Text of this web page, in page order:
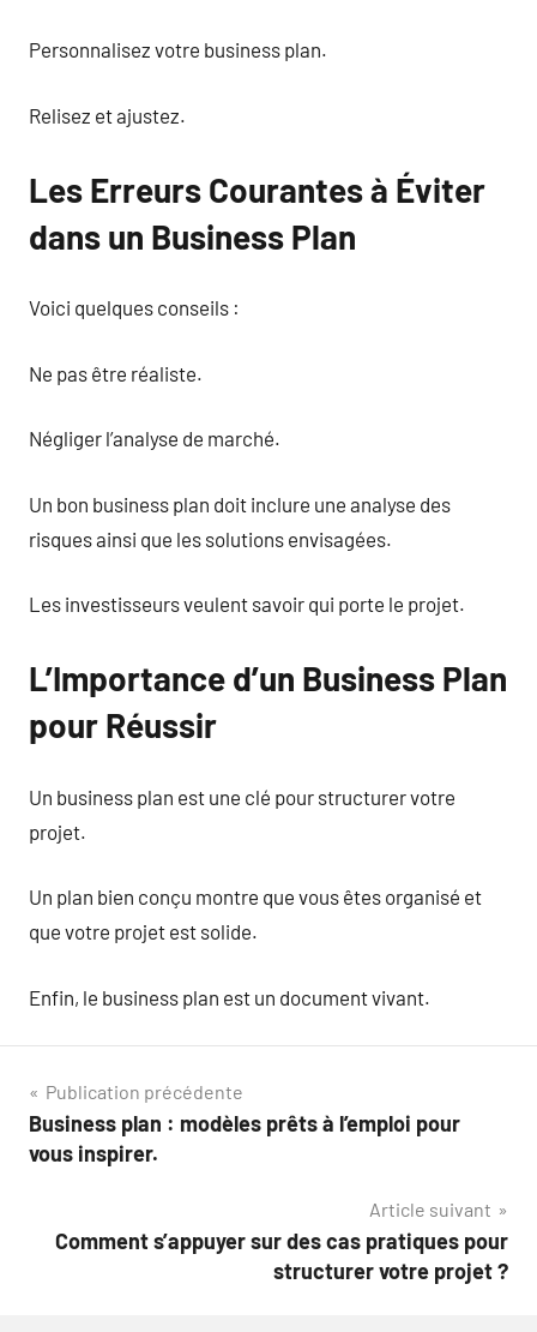
Personnalisez votre business plan.
Relisez et ajustez.
Les Erreurs Courantes à Éviter
dans un Business Plan
Voici quelques conseils :
Ne pas être réaliste.
Négliger l’analyse de marché.
Un bon business plan doit inclure une analyse des
risques ainsi que les solutions envisagées.
Les investisseurs veulent savoir qui porte le projet.
L’Importance d’un Business Plan
pour Réussir
Un business plan est une clé pour structurer votre
projet.
Un plan bien conçu montre que vous êtes organisé et
que votre projet est solide.
Enfin, le business plan est un document vivant.
Navigation
de
Publication précédente
Business plan : modèles prêts à l’emploi pour
vous inspirer.
Article suivant
Comment s’appuyer sur des cas pratiques pour
structurer votre projet ?